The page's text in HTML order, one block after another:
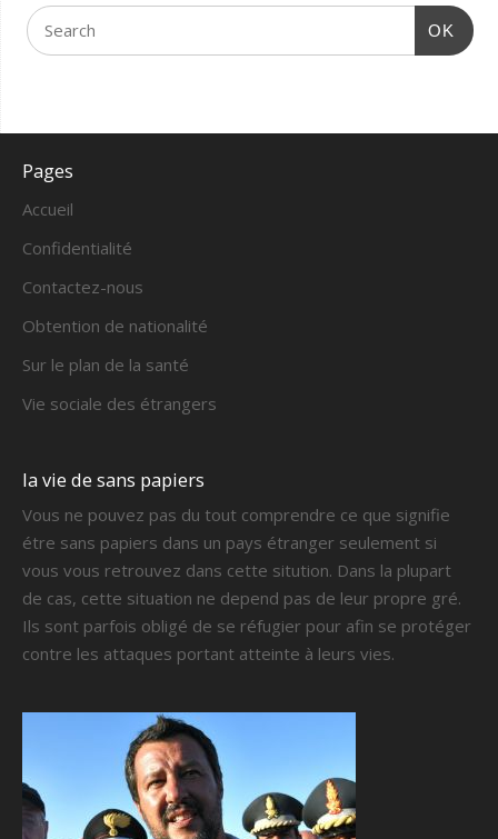
OK
Pages
Accueil
Confidentialité
Contactez-nous
Obtention de nationalité
Sur le plan de la santé
Vie sociale des étrangers
la vie de sans papiers
Vous ne pouvez pas du tout comprendre ce que signifie
étre sans papiers dans un pays étranger seulement si
vous vous retrouvez dans cette sitution. Dans la plupart
de cas, cette situation ne depend pas de leur propre gré.
Ils sont parfois obligé de se réfugier pour afin se protéger
contre les attaques portant atteinte à leurs vies.